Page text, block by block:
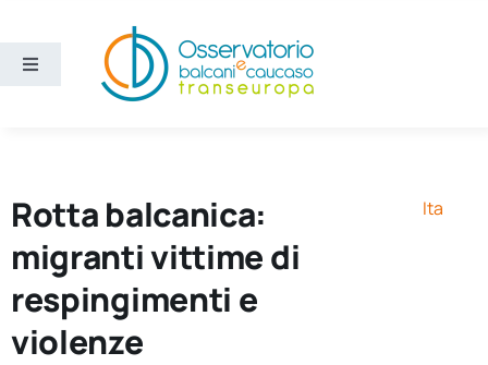
contenuto
Toggle
Ricerca e divulgazione
Sezioni
Rotta balcanica:
migranti vittime di
respingimenti e
violenze
Ita